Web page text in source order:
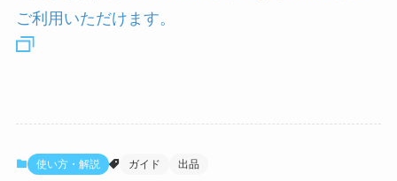
ご利用いただけます。
使い方・解説 ガイド 出品